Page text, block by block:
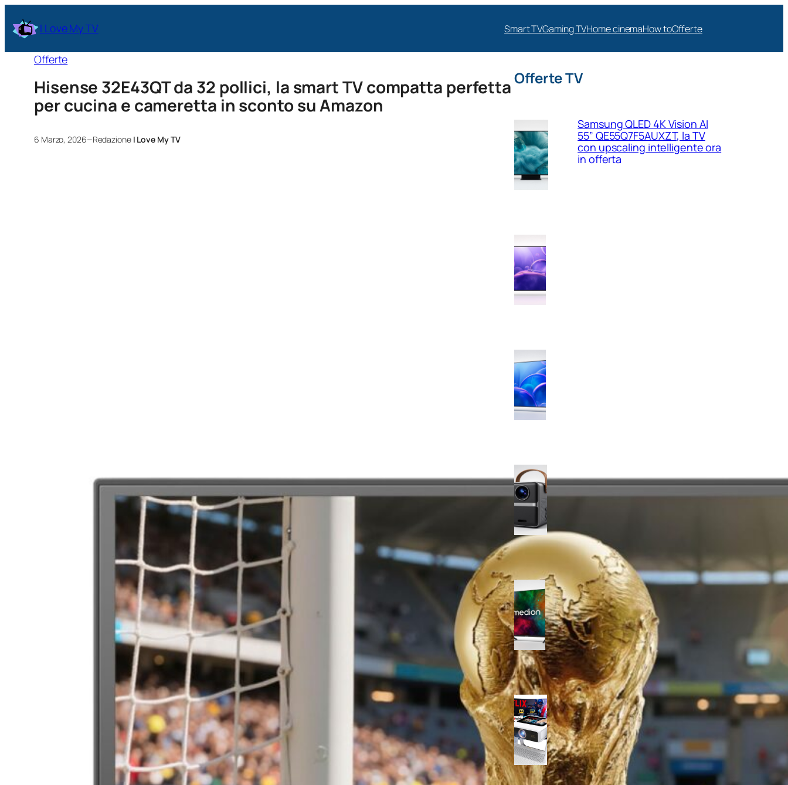
I Love My TV Smart TVGaming TVHome cinemaHow toOfferte
Offerte
Hisense 32E43QT da 32 pollici, la smart TV compatta perfetta
per cucina e cameretta in sconto su Amazon
6 Marzo, 2026–Redazione I Love My TV
Offerte TV
Samsung QLED 4K Vision AI
55” QE55Q7F5AUXZT, la TV
con upscaling intelligente ora
in offerta
smart con Netflix ready, il mini
cinema tascabile in promo su
Medion 55″ QLED 4K
MD855701, smart TV completa
con Dolby Vision e app
integrate in offerta su Amazon
Mini proiettore smart 4K con
WiFi 6 e touchscreen, il
compatto perfetto per il
cinema in ogni stanza